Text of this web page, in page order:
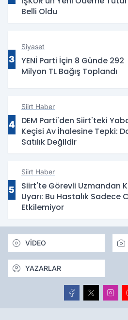
Belli Oldu
3
Siyaset
YENİ Parti İçin 8 Günde 292
Milyon TL Bağış Toplandı
4
Siirt Haber
DEM Parti'den Siirt'teki
Keçisi Av İhalesine Tepki:
Satılık Değildir
5
Siirt Haber
Siirt'te Görevli Uzmandan
Uyarı: Bu Hastalık Sadece
Etkilemiyor
VİDEO
YAZARLAR